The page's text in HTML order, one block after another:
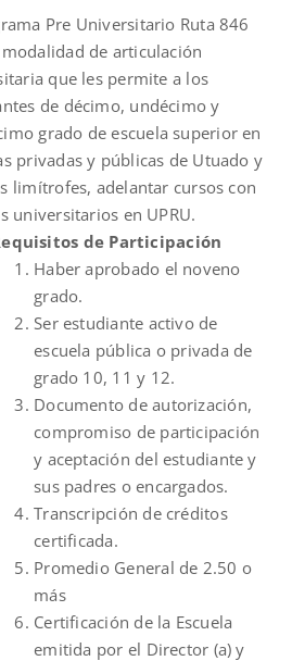
$631.00. $400.00.
Pre Universitario Ruta 846
de articulación
que les permite a los
de décimo, undécimo y
grado de escuela superior en
privadas y públicas de Utuado y
limítrofes, adelantar cursos con
universitarios en UPRU.
de Participación
Haber aprobado el noveno
grado.
Ser estudiante activo de
escuela pública o privada de
grado 10, 11 y 12.
Documento de autorización,
compromiso de participación
y aceptación del estudiante y
sus padres o encargados.
Transcripción de créditos
certificada.
Promedio General de 2.50 o
más
Certificación de la Escuela
emitida por el Director (a) y